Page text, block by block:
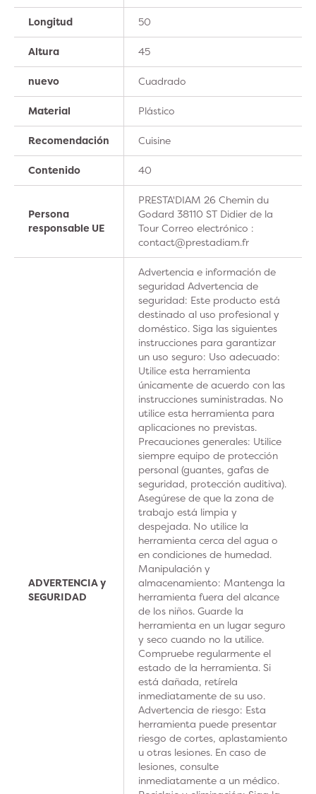
Longitud 50
Altura 45
nuevo Cuadrado
Material Plástico
Recomendación Cuisine
Contenido 40
Persona
responsable UE
PRESTA'DIAM 26 Chemin du
Godard 38110 ST Didier de la
Tour Correo electrónico :
contact@prestadiam.fr
ADVERTENCIA y
SEGURIDAD
Advertencia e información de
seguridad Advertencia de
seguridad: Este producto está
destinado al uso profesional y
doméstico. Siga las siguientes
instrucciones para garantizar
un uso seguro: Uso adecuado:
Utilice esta herramienta
únicamente de acuerdo con las
instrucciones suministradas. No
utilice esta herramienta para
aplicaciones no previstas.
Precauciones generales: Utilice
siempre equipo de protección
personal (guantes, gafas de
seguridad, protección auditiva).
Asegúrese de que la zona de
trabajo está limpia y
despejada. No utilice la
herramienta cerca del agua o
en condiciones de humedad.
Manipulación y
almacenamiento: Mantenga la
herramienta fuera del alcance
de los niños. Guarde la
herramienta en un lugar seguro
y seco cuando no la utilice.
Compruebe regularmente el
estado de la herramienta. Si
está dañada, retírela
inmediatamente de su uso.
Advertencia de riesgo: Esta
herramienta puede presentar
riesgo de cortes, aplastamiento
u otras lesiones. En caso de
lesiones, consulte
inmediatamente a un médico.